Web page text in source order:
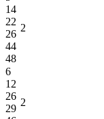
14
22
26
44
48
2
6
12
26
29
2